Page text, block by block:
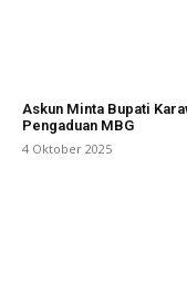
Askun Minta Bupati
Pengaduan MBG
4 Oktober 2025